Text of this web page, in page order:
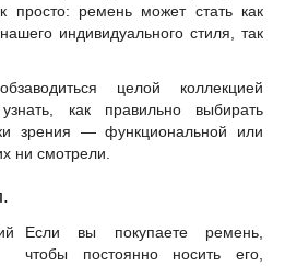
просто: ремень может стать как
индивидуального стиля, так
целой коллекцией
как правильно выбирать
зрения — функциональной или
ни смотрели.
Если вы покупаете ремень,
чтобы постоянно носить его,